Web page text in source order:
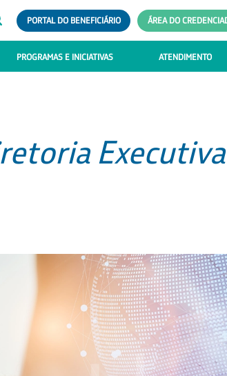
PORTAL DO BENEFICIÁRIO ÁREA DO
PROGRAMAS E INICIATIVAS ATENDIMENTO
Executiva